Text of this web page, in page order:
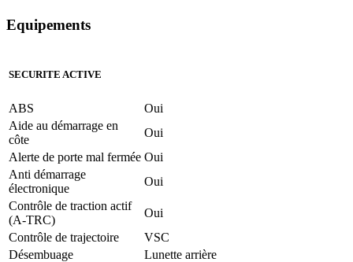
Equipements
SECURITE ACTIVE
ABS
Oui
Aide au démarrage en
côte
Oui
Alerte de porte mal fermée Oui
Anti démarrage
électronique
Oui
Contrôle de traction actif
(A-TRC)
Oui
Contrôle de trajectoire
VSC
Désembuage
Lunette arrière